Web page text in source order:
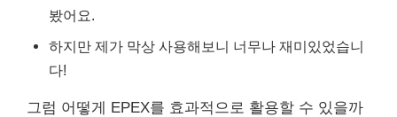
봤어요.
하지만 제가 막상 사용해보니 너무나 재미있었습니
다!
그럼 어떻게 EPEX를 효과적으로 활용할 수 있을까